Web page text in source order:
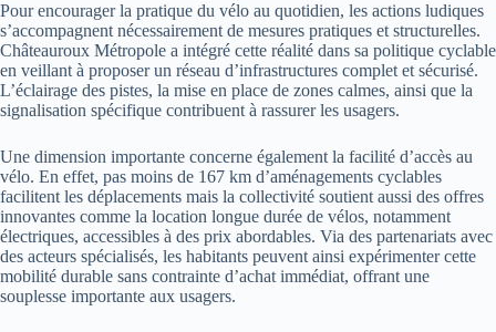
Pour encourager la pratique du vélo au quotidien, les actions ludiques
s’accompagnent nécessairement de mesures pratiques et structurelles.
Châteauroux Métropole a intégré cette réalité dans sa politique cyclable
en veillant à proposer un réseau d’infrastructures complet et sécurisé.
L’éclairage des pistes, la mise en place de zones calmes, ainsi que la
signalisation spécifique contribuent à rassurer les usagers.
Une dimension importante concerne également la facilité d’accès au
vélo. En effet, pas moins de 167 km d’aménagements cyclables
facilitent les déplacements mais la collectivité soutient aussi des offres
innovantes comme la location longue durée de vélos, notamment
électriques, accessibles à des prix abordables. Via des partenariats avec
des acteurs spécialisés, les habitants peuvent ainsi expérimenter cette
mobilité durable sans contrainte d’achat immédiat, offrant une
souplesse importante aux usagers.